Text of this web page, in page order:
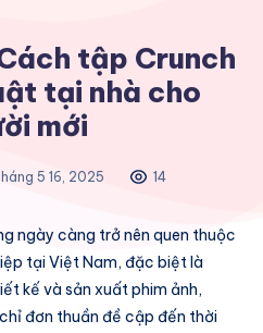
tập Crunch
tại nhà cho
mới
5 16, 2025 14
ngày càng trở nên quen thuộc
tại Việt Nam, đặc biệt là
kế và sản xuất phim ảnh,
đơn thuần đề cập đến thời